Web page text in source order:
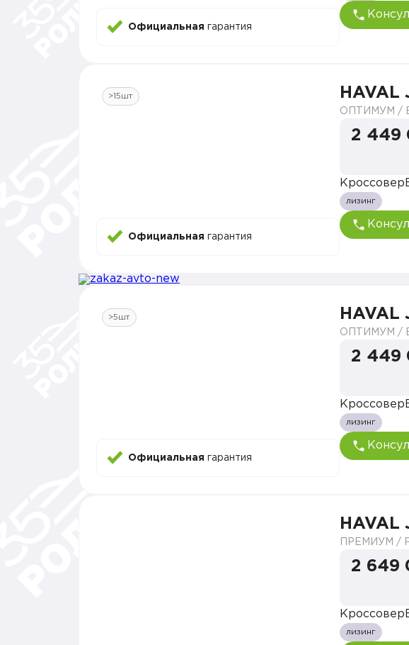
Официальная гарантия
>15шт
Официальная гарантия
HAVAL
2 449
Кроссовер
лизинг
>5шт
Официальная гарантия
HAVAL
2 449
Кроссовер
лизинг
HAVAL
2 649
Кроссовер
лизинг